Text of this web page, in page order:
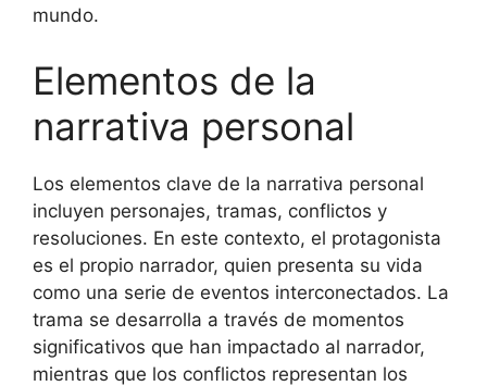
mundo.
Elementos de la
narrativa personal
Los elementos clave de la narrativa personal
incluyen personajes, tramas, conflictos y
resoluciones. En este contexto, el protagonista
es el propio narrador, quien presenta su vida
como una serie de eventos interconectados. La
trama se desarrolla a través de momentos
significativos que han impactado al narrador,
mientras que los conflictos representan los